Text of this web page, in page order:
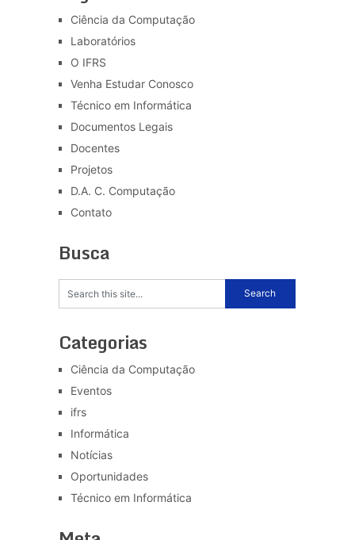
Ciência da Computação
Laboratórios
O IFRS
Venha Estudar Conosco
Técnico em Informática
Documentos Legais
Docentes
Projetos
D.A. C. Computação
Contato
Busca
Categorias
Ciência da Computação
Eventos
ifrs
Informática
Notícias
Oportunidades
Técnico em Informática